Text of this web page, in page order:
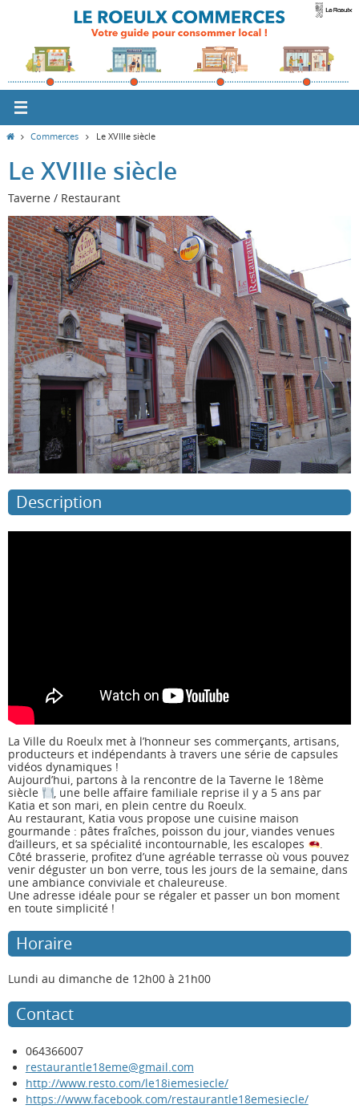
contenu
HomeCommerces Le XVIIIe siècle
Le XVIIIe siècle
Taverne / Restaurant
Description
La Ville du Roeulx met à l’honneur ses commerçants, artisans,
producteurs et indépendants à travers une série de capsules
vidéos dynamiques !
Aujourd’hui, partons à la rencontre de la Taverne le 18ème
siècle
, une belle affaire familiale reprise il y a 5 ans par
Katia et son mari, en plein centre du Roeulx.
Au restaurant, Katia vous propose une cuisine maison
gourmande : pâtes fraîches, poisson du jour, viandes venues
d’ailleurs, et sa spécialité incontournable, les escalopes
.
Côté brasserie, profitez d’une agréable terrasse où vous pouvez
venir déguster un bon verre, tous les jours de la semaine, dans
une ambiance conviviale et chaleureuse.
Une adresse idéale pour se régaler et passer un bon moment
en toute simplicité !
Horaire
Lundi au dimanche de 12h00 à 21h00
Contact
064366007
restaurantle18eme@gmail.com
http://www.resto.com/le18iemesiecle/
https://www.facebook.com/restaurantle18emesiecle/